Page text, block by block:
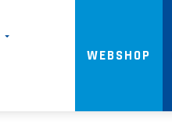
WEBSHOP